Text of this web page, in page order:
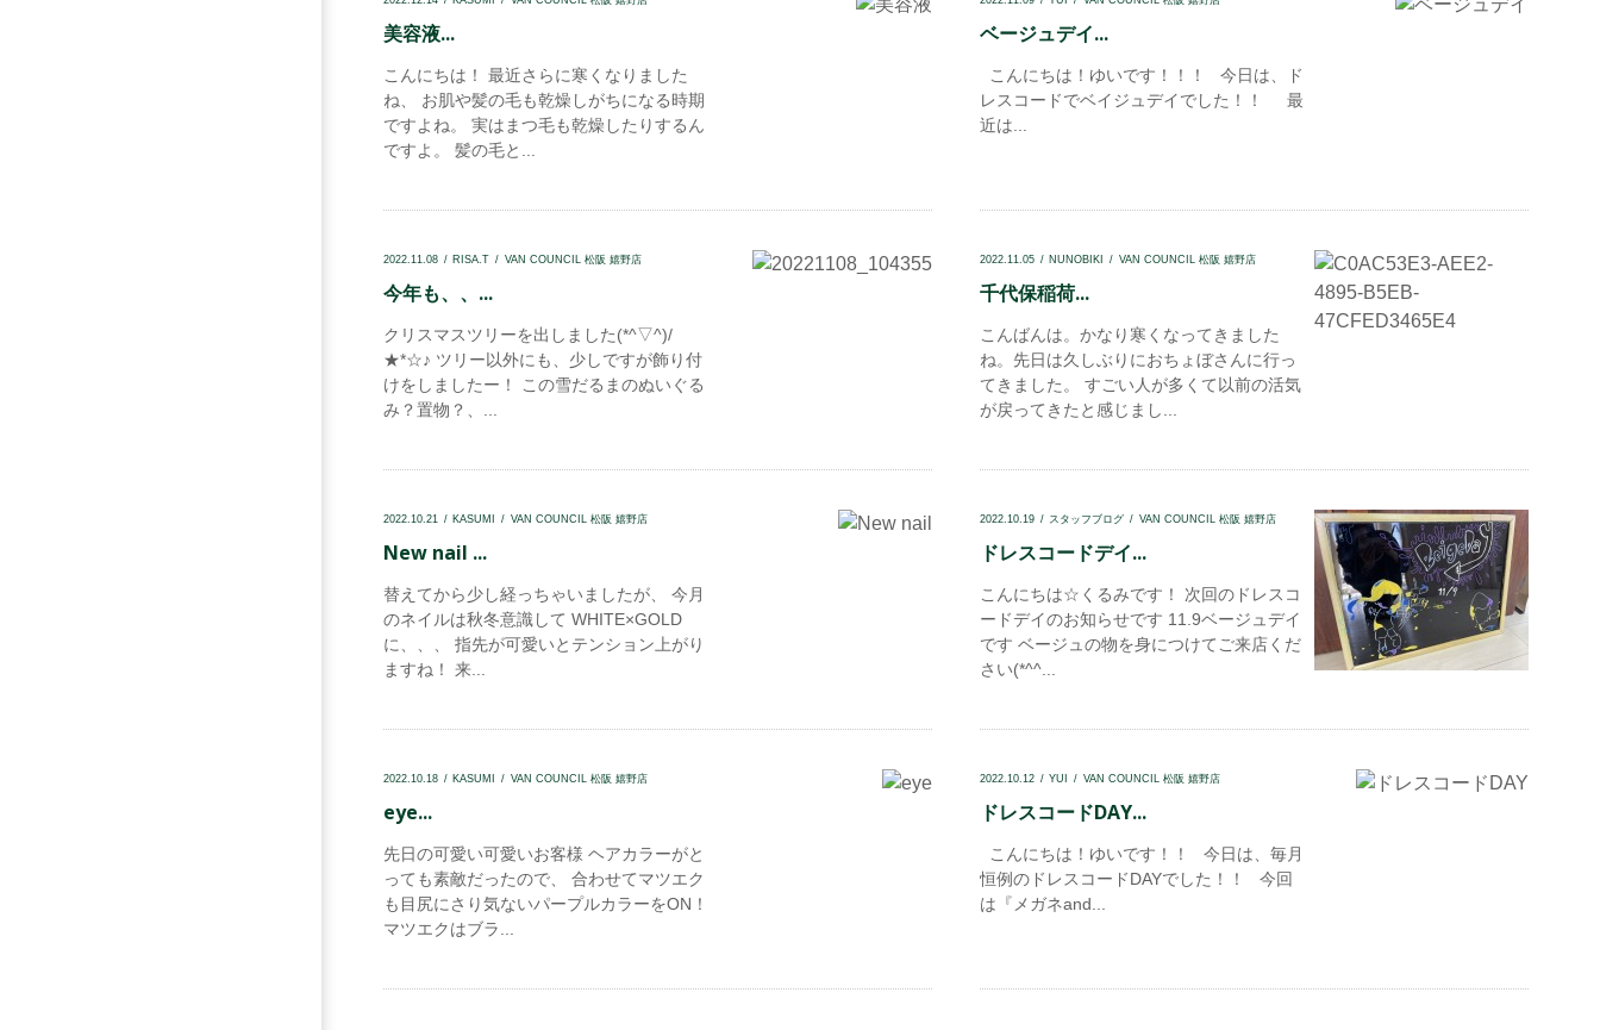
美容液...
こんにちは！ 最近さらに寒くなりました
ね、 お肌や髪の毛も乾燥しがちになる時期
ですよね。 実はまつ毛も乾燥したりするん
ですよ。 髪の毛と...
ベージュデイ...
こんにちは！ゆいです！！！ 今日は、ド
レスコードでベイジュデイでした！！ 最
近は...
2022.11.08 RISA.T VAN COUNCIL 松阪 嬉野店
今年も、、...
クリスマスツリーを出しました(*^▽^)/
★*☆♪ ツリー以外にも、少しですが飾り付
けをしましたー！ この雪だるまのぬいぐる
み？置物？、...
2022.11.05 NUNOBIKI VAN COUNCIL 松阪 嬉野店
千代保稲荷...
こんばんは。かなり寒くなってきました
ね。先日は久しぶりにおちょぼさんに行っ
てきました。 すごい人が多くて以前の活気
が戻ってきたと感じまし...
2022.10.21 KASUMI VAN COUNCIL 松阪 嬉野店
New nail ...
替えてから少し経っちゃいましたが、 今月
のネイルは秋冬意識して WHITE×GOLD
に、、、 指先が可愛いとテンション上がり
ますね！ 来...
2022.10.19 スタッフブログ VAN COUNCIL 松阪 嬉野店
ドレスコードデイ...
こんにちは☆くるみです！ 次回のドレスコ
ードデイのお知らせです 11.9ベージュデイ
です ベージュの物を身につけてご来店くだ
さい(*^^...
2022.10.18 KASUMI VAN COUNCIL 松阪 嬉野店
eye...
先日の可愛い可愛いお客様 ヘアカラーがと
っても素敵だったので、 合わせてマツエク
も目尻にさり気ないパープルカラーをON！
マツエクはブラ...
2022.10.12 YUI VAN COUNCIL 松阪 嬉野店
ドレスコードDAY...
こんにちは！ゆいです！！ 今日は、毎月
恒例のドレスコードDAYでした！！ 今回
は『メガネand...